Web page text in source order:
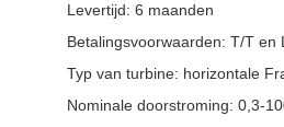
Levertijd: 6 maanden
Betalingsvoorwaarden: T/T en
Typ van turbine: horizontale
Nominale doorstroming: 0,3-